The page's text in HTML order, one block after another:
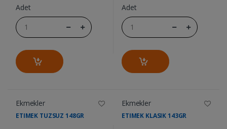
Adet Adet
Ekmekler
ETIMEK TUZSUZ 148GR
Ekmekler
ETIMEK KLASIK 143GR